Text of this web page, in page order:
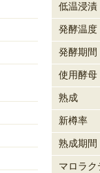
低温浸漬
発酵温度
発酵期間
使用酵母
熟成
新樽率
熟成期間
マロラ